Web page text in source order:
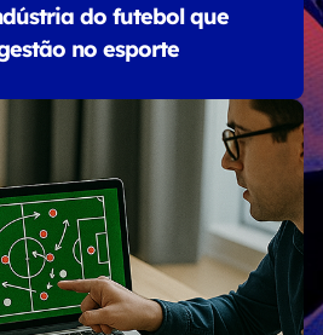
do futebol que
no esporte